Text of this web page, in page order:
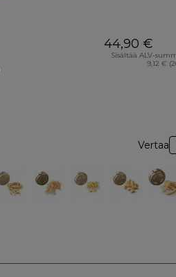
44,90 €
Sisältää ALV-
9,12 €
Vertaa